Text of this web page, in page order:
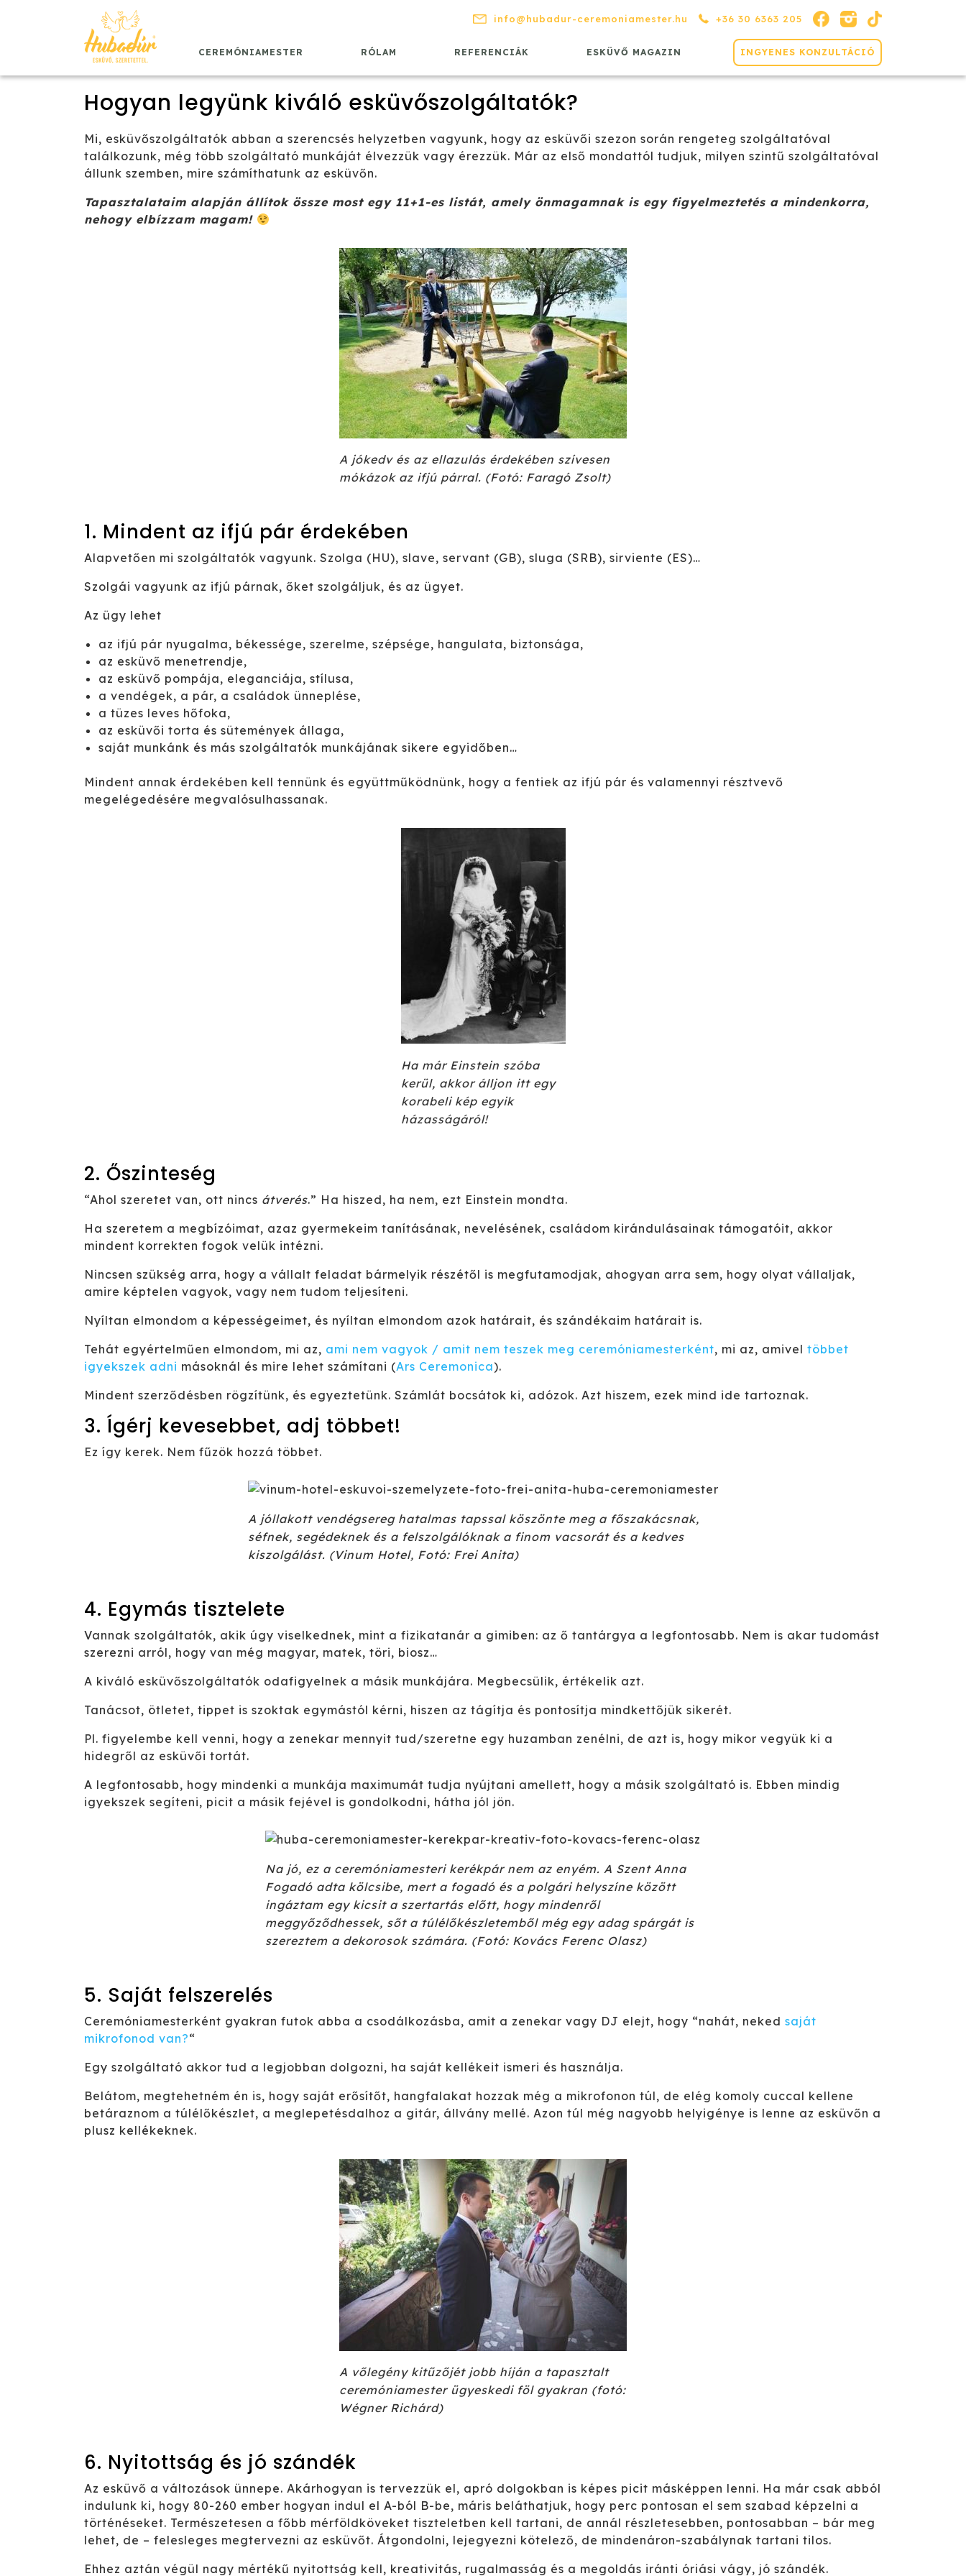
info@hubadur-ceremoniamester.hu +36 30 6363 205
CEREMÓNIAMESTER RÓLAM REFERENCIÁK ESKÜVŐ MAGAZIN INGYENES KONZULTÁCIÓ
Hogyan legyünk kiváló esküvőszolgáltatók?
Mi, esküvőszolgáltatók abban a szerencsés helyzetben vagyunk, hogy az esküvői szezon során rengeteg szolgáltatóval
találkozunk, még több szolgáltató munkáját élvezzük vagy érezzük. Már az első mondattól tudjuk, milyen szintű szolgáltatóval
állunk szemben, mire számíthatunk az esküvőn.
Tapasztalataim alapján állítok össze most egy 11+1-es listát, amely önmagamnak is egy figyelmeztetés a mindenkorra,
nehogy elbízzam magam!
A jókedv és az ellazulás érdekében szívesen
mókázok az ifjú párral. (Fotó: Faragó Zsolt)
1. Mindent az ifjú pár érdekében
Alapvetően mi szolgáltatók vagyunk. Szolga (HU), slave, servant (GB), sluga (SRB), sirviente (ES)…
Szolgái vagyunk az ifjú párnak, őket szolgáljuk, és az ügyet.
Az ügy lehet
az ifjú pár nyugalma, békessége, szerelme, szépsége, hangulata, biztonsága,
az esküvő menetrendje,
az esküvő pompája, eleganciája, stílusa,
a vendégek, a pár, a családok ünneplése,
a tüzes leves hőfoka,
az esküvői torta és sütemények állaga,
saját munkánk és más szolgáltatók munkájának sikere egyidőben…
Mindent annak érdekében kell tennünk és együttműködnünk, hogy a fentiek az ifjú pár és valamennyi résztvevő
megelégedésére megvalósulhassanak.
Ha már Einstein szóba
kerül, akkor álljon itt egy
korabeli kép egyik
házasságáról!
2. Őszinteség
“Ahol szeretet van, ott nincs átverés.” Ha hiszed, ha nem, ezt Einstein mondta.
Ha szeretem a megbízóimat, azaz gyermekeim tanításának, nevelésének, családom kirándulásainak támogatóit, akkor
mindent korrekten fogok velük intézni.
Nincsen szükség arra, hogy a vállalt feladat bármelyik részétől is megfutamodjak, ahogyan arra sem, hogy olyat vállaljak,
amire képtelen vagyok, vagy nem tudom teljesíteni.
Nyíltan elmondom a képességeimet, és nyíltan elmondom azok határait, és szándékaim határait is.
Tehát egyértelműen elmondom, mi az, ami nem vagyok / amit nem teszek meg ceremóniamesterként, mi az, amivel többet
igyekszek adni másoknál és mire lehet számítani (Ars Ceremonica).
Mindent szerződésben rögzítünk, és egyeztetünk. Számlát bocsátok ki, adózok. Azt hiszem, ezek mind ide tartoznak.
3. Ígérj kevesebbet, adj többet!
Ez így kerek. Nem fűzök hozzá többet.
A jóllakott vendégsereg hatalmas tapssal köszönte meg a főszakácsnak,
séfnek, segédeknek és a felszolgálóknak a finom vacsorát és a kedves
kiszolgálást. (Vinum Hotel, Fotó: Frei Anita)
4. Egymás tisztelete
Vannak szolgáltatók, akik úgy viselkednek, mint a fizikatanár a gimiben: az ő tantárgya a legfontosabb. Nem is akar tudomást
szerezni arról, hogy van még magyar, matek, töri, biosz…
A kiváló esküvőszolgáltatók odafigyelnek a másik munkájára. Megbecsülik, értékelik azt.
Tanácsot, ötletet, tippet is szoktak egymástól kérni, hiszen az tágítja és pontosítja mindkettőjük sikerét.
Pl. figyelembe kell venni, hogy a zenekar mennyit tud/szeretne egy huzamban zenélni, de azt is, hogy mikor vegyük ki a
hidegről az esküvői tortát.
A legfontosabb, hogy mindenki a munkája maximumát tudja nyújtani amellett, hogy a másik szolgáltató is. Ebben mindig
igyekszek segíteni, picit a másik fejével is gondolkodni, hátha jól jön.
Na jó, ez a ceremóniamesteri kerékpár nem az enyém. A Szent Anna
Fogadó adta kölcsibe, mert a fogadó és a polgári helyszíne között
ingáztam egy kicsit a szertartás előtt, hogy mindenről
meggyőződhessek, sőt a túlélőkészletemből még egy adag spárgát is
szereztem a dekorosok számára. (Fotó: Kovács Ferenc Olasz)
5. Saját felszerelés
Ceremóniamesterként gyakran futok abba a csodálkozásba, amit a zenekar vagy DJ elejt, hogy “nahát, neked saját
mikrofonod van?“
Egy szolgáltató akkor tud a legjobban dolgozni, ha saját kellékeit ismeri és használja.
Belátom, megtehetném én is, hogy saját erősítőt, hangfalakat hozzak még a mikrofonon túl, de elég komoly cuccal kellene
betáraznom a túlélőkészlet, a meglepetésdalhoz a gitár, állvány mellé. Azon túl még nagyobb helyigénye is lenne az esküvőn a
plusz kellékeknek.
A vőlegény kitűzőjét jobb híján a tapasztalt
ceremóniamester ügyeskedi föl gyakran (fotó:
Wégner Richárd)
6. Nyitottság és jó szándék
Az esküvő a változások ünnepe. Akárhogyan is tervezzük el, apró dolgokban is képes picit másképpen lenni. Ha már csak abból
indulunk ki, hogy 80-260 ember hogyan indul el A-ból B-be, máris beláthatjuk, hogy perc pontosan el sem szabad képzelni a
történéseket. Természetesen a főbb mérföldköveket tiszteletben kell tartani, de annál részletesebben, pontosabban – bár meg
lehet, de – felesleges megtervezni az esküvőt. Átgondolni, lejegyezni kötelező, de mindenáron-szabálynak tartani tilos.
Ehhez aztán végül nagy mértékű nyitottság kell, kreativitás, rugalmasság és a megoldás iránti óriási vágy, jó szándék.